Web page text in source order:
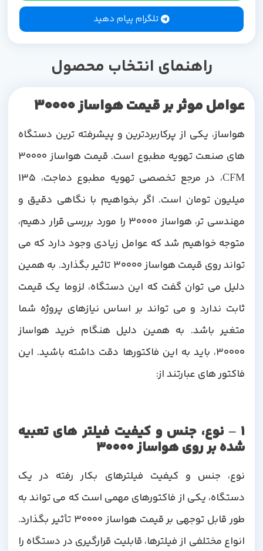
تلگرام پیام دهید
راهنمای انتخاب محصول
عوامل موثر بر قیمت هواساز 30000
هواساز، یکی از پرکاربردترین و پیشرفته ترین دستگاه
های صنعت تهویه مطبوع است. قیمت هواساز 30000
CFM، در مرجع تخصصی تهویه مطبوع دماجت، 135
میلیون تومان است. اگر بخواهیم با نگاهی دقیق و
مهندسی تر، هواساز 30000 را مورد بررسی قرار دهیم،
متوجه خواهیم شد که عوامل زیادی وجود دارد که می
تواند روی قیمت هواساز 30000 تاثیر بگذارد. به همین
دلیل می توان گفت که این دستگاه، لزوما یک قیمت
ثابت ندارد و می تواند بر اساس نیازهای پروژه شما
متغیر باشد. به همین دلیل هنگام خرید هواساز
30000، باید به این فاکتورها دقت داشته باشید. این
فاکتور های عبارتند از:
1 – نوع، جنس و کیفیت فیلتر های تعبیه
شده بر روی هواساز 30000
نوع، جنس و کیفیت فیلترهای بکار رفته در یک
دستگاه، یکی از فاکتورهای مهمی است که می تواند به
طور قابل توجهی بر قیمت هواساز 30000 تأثیر بگذارد.
انواع مختلفی از فیلترها، قابلیت قرارگیری در دستگاه را